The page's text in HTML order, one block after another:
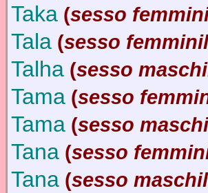
Taka (sesso
Tala (sesso
Talha (sesso
Tama (sesso
Tama (sesso
Tana (sesso
Tana (sesso